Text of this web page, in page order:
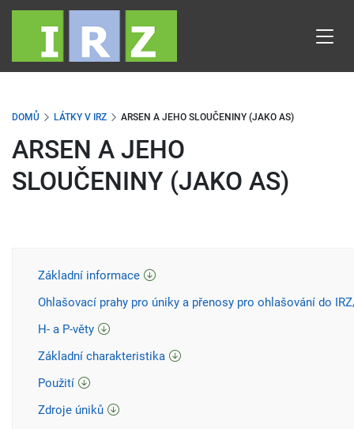
Přejít
obsahu
DOMŮ LÁTKY V IRZ ARSEN A JEHO SLOUČENINY (JAKO AS)
ARSEN A JEHO
SLOUČENINY (JAKO AS)
Základní informace
Ohlašovací prahy pro úniky a přenosy pro ohlašování do
H- a P-věty
Základní charakteristika
Použití
Zdroje úniků